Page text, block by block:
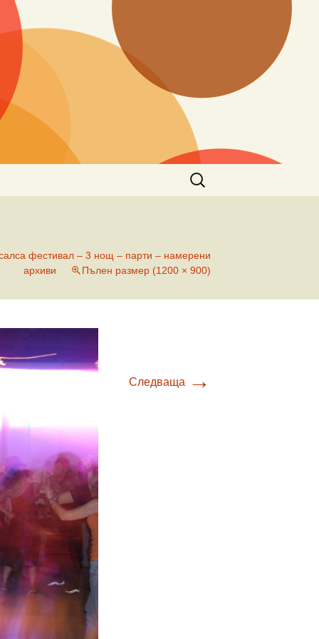
Търсене
за:
фестивал – 3 нощ – парти – намерени
архиви
Пълен размер (1200 × 900)
Следваща →